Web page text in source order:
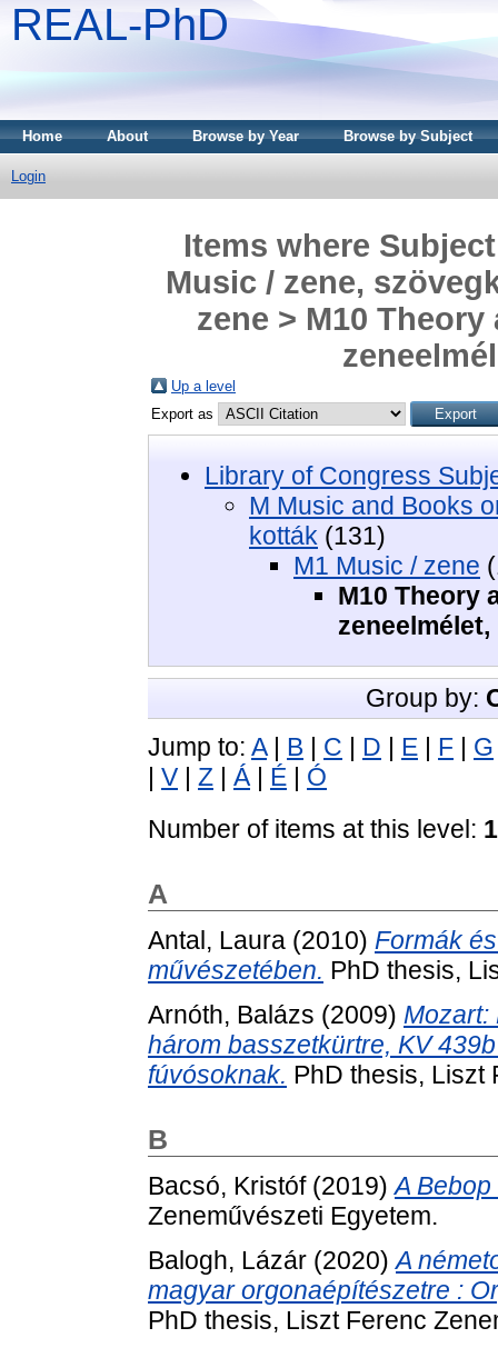
REAL-PhD
Home About Browse by Year Browse by Subject
Login
Items where
Music / zene,
zene > M10
Up a level
Export as
Library of Congress
M Music and Books
kották (131)
M1 Music / zene
M10 Theory
Group by:
Jump to: A| B C D E F G
V Z Á| É
Ó
Number of items at this level:
A
Antal, Laura (2010) Formák
művészetében. PhD thesis,
Arnóth, Balázs (2009) Mozart:
három basszetkürtre, KV
fúvósoknak. PhD thesis, Liszt
B
Bacsó, Kristóf(2019)A
Zeneművészeti Egyetem.
Balogh, Lázár (2020)A
magyar orgonaépítészetre :
PhD thesis, Liszt Ferenc